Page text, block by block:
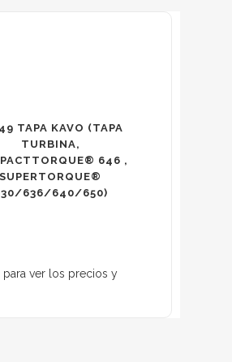
TAPA KAVO (TAPA
TURBINA,
646 ,
SUPERTORQUE®
636/640/650)
para ver los precios y